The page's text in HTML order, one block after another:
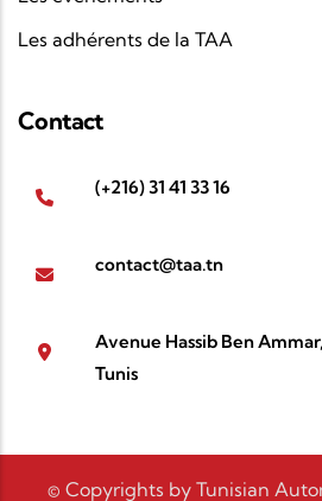
Les adhérents de la TAA
Contact
(+216) 31 41 33 16
contact@taa.tn
Avenue Hassib Ben
Tunis
© Copyrights by Tunisian